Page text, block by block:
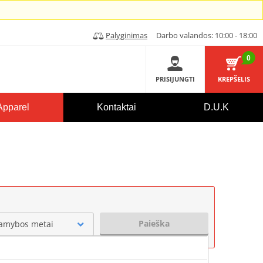
Palyginimas Darbo valandos: 10:00 - 18:00
PRISIJUNGTI
0
KREPŠELIS
Kontaktai D.U.K
metai Paieška